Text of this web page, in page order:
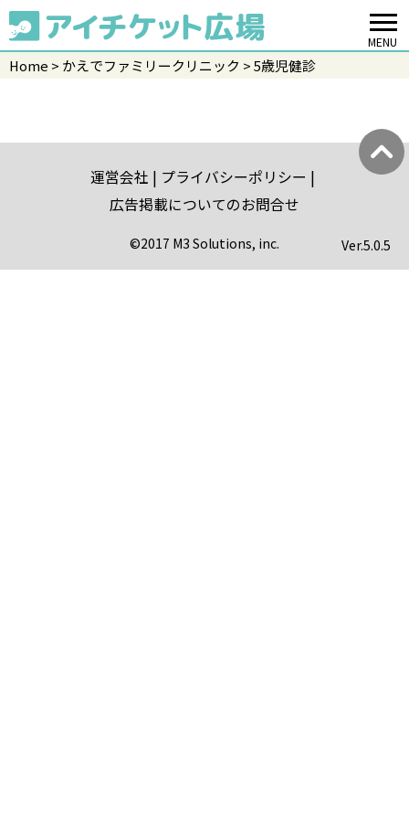
MENU
Home かえでファミリークリニック 5歳児健診
運営会社
プライバシーポリシー
広告掲載についてのお問合せ
©2017 M3 Solutions, inc. Ver.5.0.5